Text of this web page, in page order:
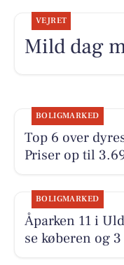
VEJRET
Mild dag
BOLIGMARKED
Top 6 over
Priser op til
BOLIGMARKED
Åparken 11 i
se køberen og